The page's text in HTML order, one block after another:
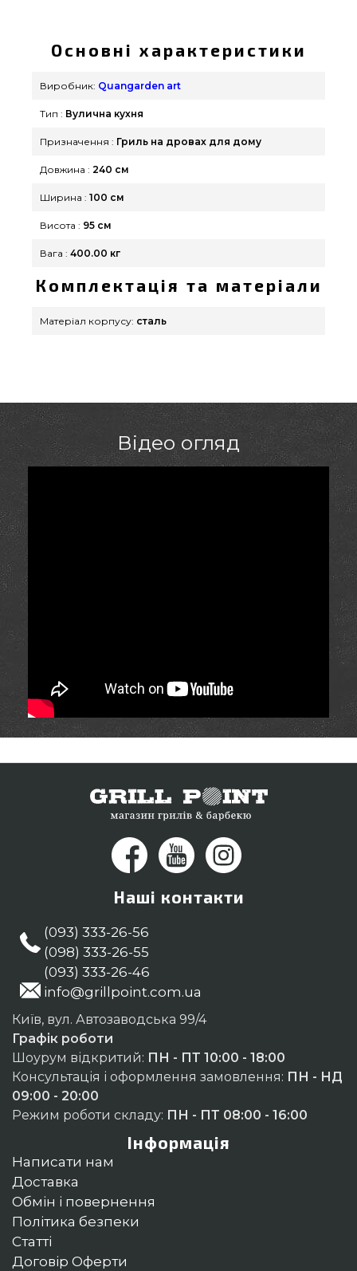
брендів Quangarden art за виправданою ціною
всего 529 900 грн. в магазині грилів та барбекю
Гриль Поінт. Привабливі пропозиції на Грилі на
grillpoint.com.ua Напишіть нашим фахівцям по
номеру (098) 333-26-55 и мы допоможемо
Основні характеристики
Виробник: Quangarden art
Тип : Вулична кухня
Призначення : Гриль на дровах для дому
Довжина : 240 см
Ширина : 100 см
Висота : 95 см
Вага : 400.00 кг
Комплектація та матеріали
Матеріал корпусу: сталь
Відео огляд
Наші контакти
(093) 333-26-56
(098) 333-26-55
(093) 333-26-46
info@grillpoint.com.ua
Київ, вул. Автозаводська 99/4
Графік роботи
Шоурум відкритий: ПН - ПТ 10:00 - 18:00
Консультація і оформлення замовлення: ПН - НД
09:00 - 20:00
Режим роботи складу: ПН - ПТ 08:00 - 16:00
Інформація
Написати нам
Доставка
Обмін і повернення
Політика безпеки
Статті
Договір Оферти